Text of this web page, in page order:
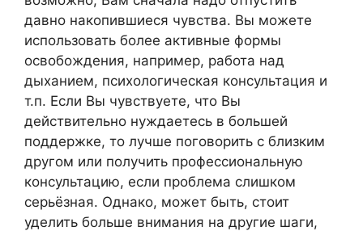
давно накопившиеся чувства. Вы можете
использовать более активные формы
освобождения, например, работа над
дыханием, психологическая консультация и
т.п. Если Вы чувствуете, что Вы
действительно нуждаетесь в большей
поддержке, то лучше поговорить с близким
другом или получить профессиональную
консультацию, если проблема слишком
серьёзная. Однако, может быть, стоит
уделить больше внимания на другие шаги,